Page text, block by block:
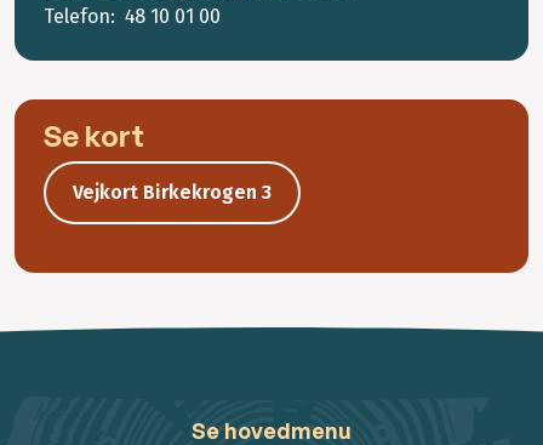
Telefon: 48 10 01 00
Se kort
Vejkort Birkekrogen 3
Se hovedmenu